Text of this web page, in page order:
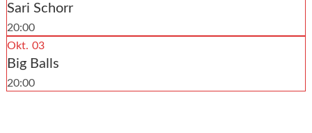
Sari Schorr
20:00
Okt. 03
Big Balls
20:00